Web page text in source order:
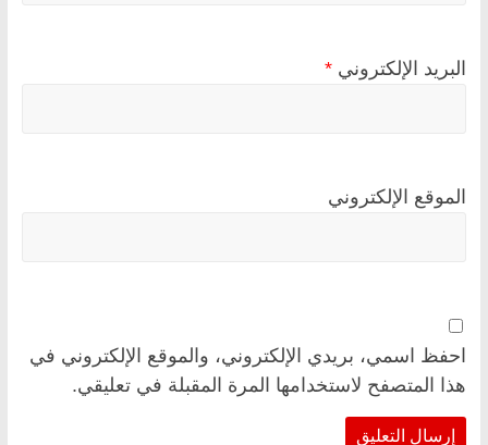
البريد الإلكتروني *
الموقع الإلكتروني
احفظ اسمي، بريدي الإلكتروني، والموقع الإلكتروني في
هذا المتصفح لاستخدامها المرة المقبلة في تعليقي.